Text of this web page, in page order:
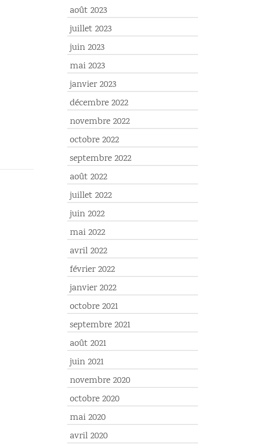
août 2023
juillet 2023
juin 2023
mai 2023
janvier 2023
décembre 2022
novembre 2022
octobre 2022
septembre 2022
août 2022
juillet 2022
juin 2022
mai 2022
avril 2022
février 2022
janvier 2022
octobre 2021
septembre 2021
août 2021
juin 2021
novembre 2020
octobre 2020
mai 2020
avril 2020